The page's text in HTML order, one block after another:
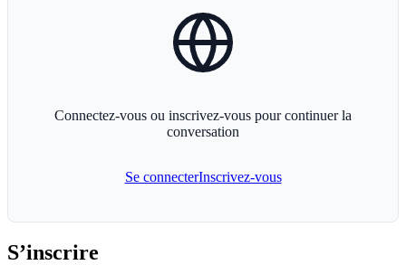
Connectez-vous ou inscrivez-vous pour continuer la
conversation
Se connecterInscrivez-vous
S’inscrire